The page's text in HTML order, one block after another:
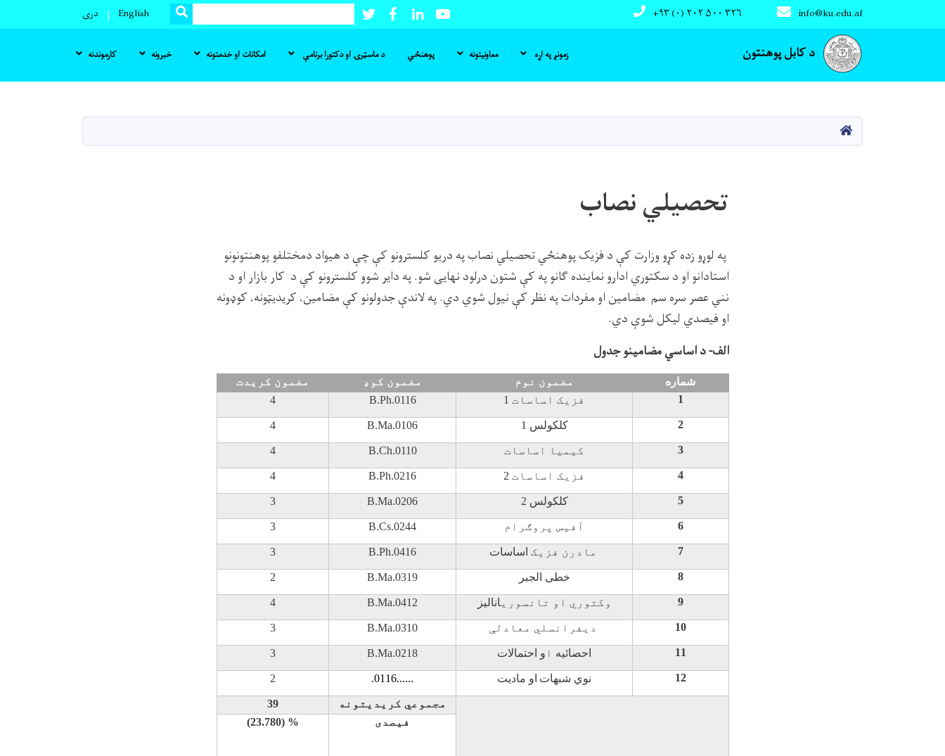
د کابل پوهنتون
info@ku.edu.af +۹۳ (۰) ۲۰۲ ۵۰۰ ۳۲۶ Youtube
LinkedIn
Facebook
Twitter
لټون SEARCH
English دری
Main navigation
زمونږ په اړه معاونیتونه پوهنځي د ماسټرۍ او دکتورا برنامې امکانات او خدمتونه خبرونه کارموندنه
کور
تحصیلي نصاب
په لوړو زده کړو وزارت کې د فزیک پوهنځي تحصیلي نصاب په دریو کلسترونو کې چې د هیواد دمختلفو پوهنتونونو
استادانو او د سکتوري ادارو نماینده ګانو په کې شتون درلود نهایی شو. په دایر شوو کلسترونو کې د کار بازار او د
نني عصر سره سم مضامین او مفردات په نظر کې نیول شوي دي. په لاندې جدولونو کې مضامين، کريديټونه، کوډونه
او فيصدي ليکل شوې دي.
الف- د اساسي مضامينو جدول
شماره مضمون نوم مضمون کوډ
مضمون کريدت
1
فزيک اساسات B.Ph.0116
4
2 کلکولس 1 B.Ma.0106
4
3 کيميا اساسات B.Ch.0110
4
4 فزيک اساسات B.Ph.0216
4
5 کلکولس 2 B.Ma.0206
3
6 آفیس پروګرام B.Cs.0244
3
7 مادرن فزيک اساسات B.Ph.0416
3
8 خطی الجبر B.Ma.0319
2
9 وکتوري او تانسوريانالیز B.Ma.0412
4
10 ديفرانسلي معادلې B.Ma.0310
3
11 احصائیه ا و احتمالات B.Ma.0218
3
12 نوي شبهات او ماديت ......
.0116
2
مجموعي کريديتونه
39
فيصدی
(23.780) %